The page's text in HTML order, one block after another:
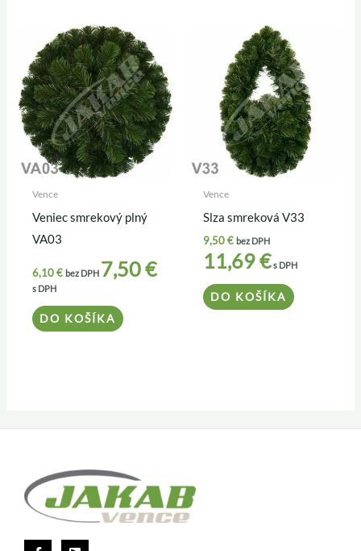
Vence
Veniec smrekový plný
VA03
6,10€ bez DPH 7,50€
s DPH
DO KOŠÍKA
Vence
Slza smreková V33
9,50€ bez DPH
11,69€s DPH
DO KOŠÍKA